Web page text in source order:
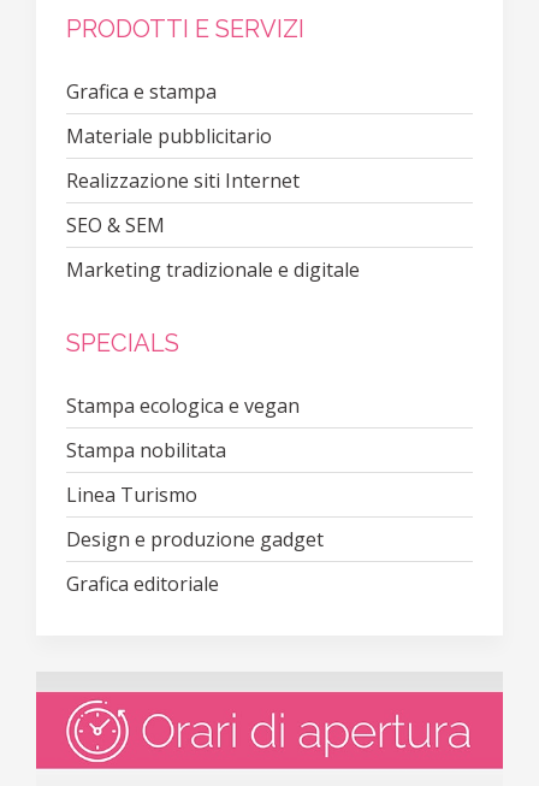
PRODOTTI E SERVIZI
Grafica e stampa
Materiale pubblicitario
Realizzazione siti Internet
SEO & SEM
Marketing tradizionale e digitale
SPECIALS
Stampa ecologica e vegan
Stampa nobilitata
Linea Turismo
Design e produzione gadget
Grafica editoriale